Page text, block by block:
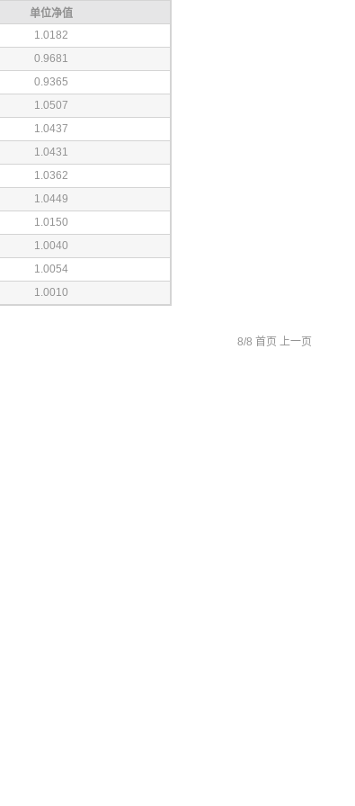
单位净值
1.0182
0.9681
0.9365
1.0507
1.0437
1.0431
1.0362
1.0449
1.0150
1.0040
1.0054
1.0010
8/8 首页 上一页